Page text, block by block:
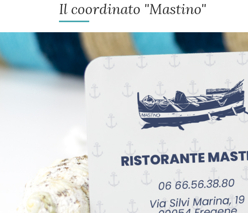
Il coordinato "Mastino"